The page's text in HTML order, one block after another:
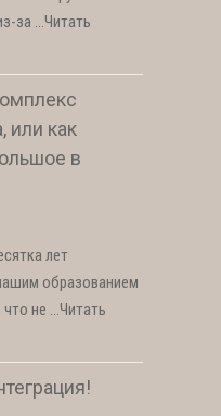
за …Читать
или как
в
лет
образованием
что не …Читать